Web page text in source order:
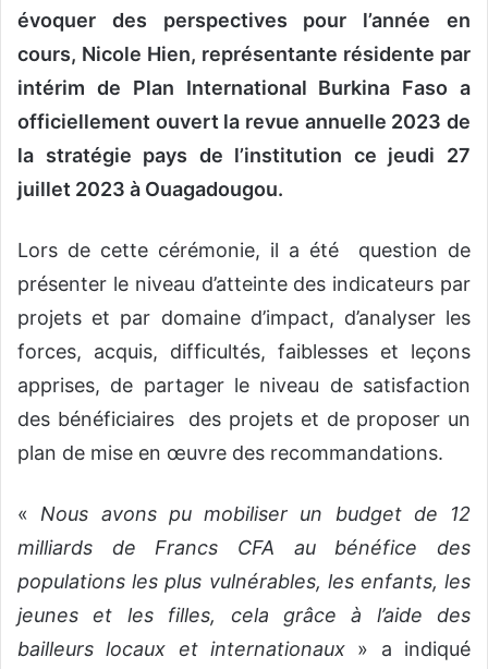
évoquer des perspectives pour l’année en
cours, Nicole Hien, représentante résidente par
intérim de Plan International Burkina Faso a
officiellement ouvert la revue annuelle 2023 de
la stratégie pays de l’institution ce jeudi 27
juillet 2023 à Ouagadougou.
Lors de cette cérémonie, il a été question de
présenter le niveau d’atteinte des indicateurs par
projets et par domaine d’impact, d’analyser les
forces, acquis, difficultés, faiblesses et leçons
apprises, de partager le niveau de satisfaction
des bénéficiaires des projets et de proposer un
plan de mise en œuvre des recommandations.
«Nous avons pu mobiliser un budget de 12
milliards de Francs CFA au bénéfice des
populations les plus vulnérables, les enfants, les
jeunes et les filles, cela grâce à l’aide des
bailleurs locaux et internationaux » a indiqué